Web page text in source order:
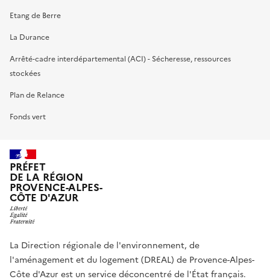
Etang de Berre
La Durance
Arrêté-cadre interdépartemental (ACI) - Sécheresse, ressources
stockées
Plan de Relance
Fonds vert
PRÉFET
DE LA RÉGION
PROVENCE-ALPES-
CÔTE D'AZUR
La Direction régionale de l'environnement, de
l'aménagement et du logement (DREAL) de Provence-Alpes-
Côte d'Azur est un service déconcentré de l'État français.